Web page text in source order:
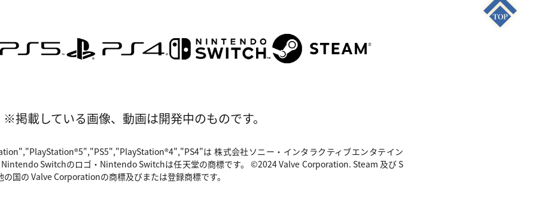
※掲載している画像、動画は開発中のものです。
は 株式会社ソニー・インタラクティブエンタテイン
Switchのロゴ・Nintendo Switchは任天堂の商標です。 ©2024 Valve Corporation. Steam 及び S
国の Valve Corporationの商標及びまたは登録商標です。